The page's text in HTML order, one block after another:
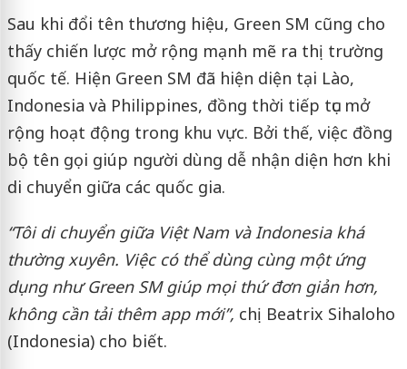
Sau khi đổi tên thương hiệu, Green SM cũng cho
thấy chiến lược mở rộng mạnh mẽ ra thị trường
quốc tế. Hiện Green SM đã hiện diện tại Lào,
Indonesia và Philippines, đồng thời tiếp tục mở
rộng hoạt động trong khu vực. Bởi thế, việc đồng
bộ tên gọi giúp người dùng dễ nhận diện hơn khi
di chuyển giữa các quốc gia.
“Tôi di chuyển giữa Việt Nam và Indonesia khá
thường xuyên. Việc có thể dùng cùng một ứng
dụng như Green SM giúp mọi thứ đơn giản hơn,
không cần tải thêm app mới”, chị Beatrix Sihaloho
(Indonesia) cho biết.